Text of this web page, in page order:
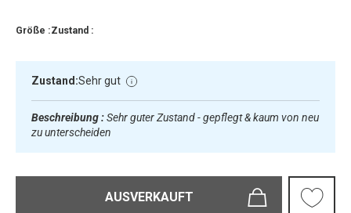
Größe :Zustand :
Zustand:Sehr gut
Beschreibung :Sehr guter Zustand - gepflegt & kaum von neu
zu unterscheiden
AUSVERKAUFT